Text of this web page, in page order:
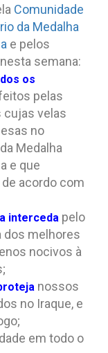
Comunidade
da Medalha
e pelos
semana:
os
pelas
cujas velas
no
Medalha
e que
acordo com
interceda pelo
dos melhores
nocivos à
nossos
no Iraque, e
em todo o